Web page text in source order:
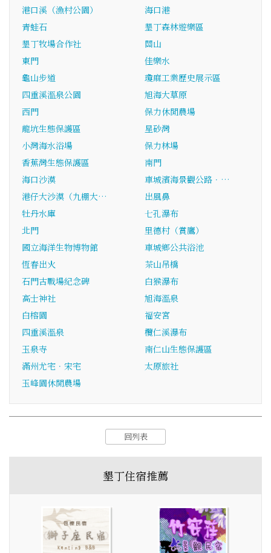
港口溪（漁村公園）
海口港
青蛙石
墾丁森林遊樂區
墾丁牧場合作社
關山
東門
佳樂水
龜山步道
瓊麻工業歷史展示區
四重溪溫泉公園
旭海大草原
西門
保力休閒農場
龍坑生態保護區
星砂灣
小灣海水浴場
保力林場
香蕉灣生態保護區
南門
海口沙漠
車城濱海景觀公路．…
港仔大沙漠（九棚大…
出風鼻
牡丹水庫
七孔瀑布
北門
里德村（賞鷹）
國立海洋生物博物館
車城鄉公共浴池
恆春出火
茶山吊橋
石門古戰場紀念碑
白猴瀑布
高士神社
旭海溫泉
白榕園
福安宮
四重溪溫泉
欖仁溪瀑布
玉泉寺
南仁山生態保護區
滿州尤宅．宋宅
太原旅社
玉峰園休閒農場
回列表
墾丁住宿推薦